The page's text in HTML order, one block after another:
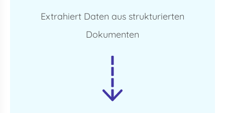
Extrahiert Daten aus strukturierten
Dokumenten